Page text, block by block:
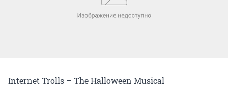
Internet Trolls – The Halloween Musical